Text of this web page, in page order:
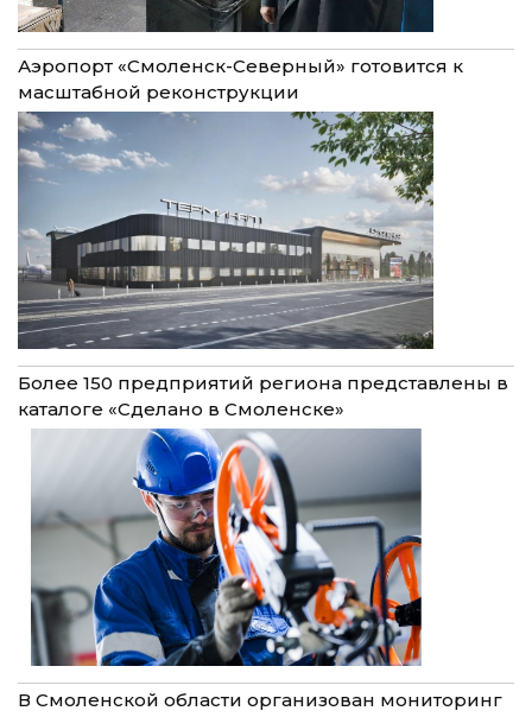
Аэропорт «Смоленск-Северный» готовится к
масштабной реконструкции
Более 150 предприятий региона представлены в
каталоге «Сделано в Смоленске»
В Смоленской области организован мониторинг